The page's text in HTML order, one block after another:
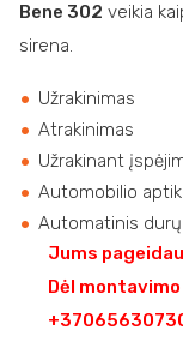
Bene 302 veikia
sirena.
Užrakinimas
Atrakinimas
Užrakinant
Automobilio
Automatinis
Jums
Dėl